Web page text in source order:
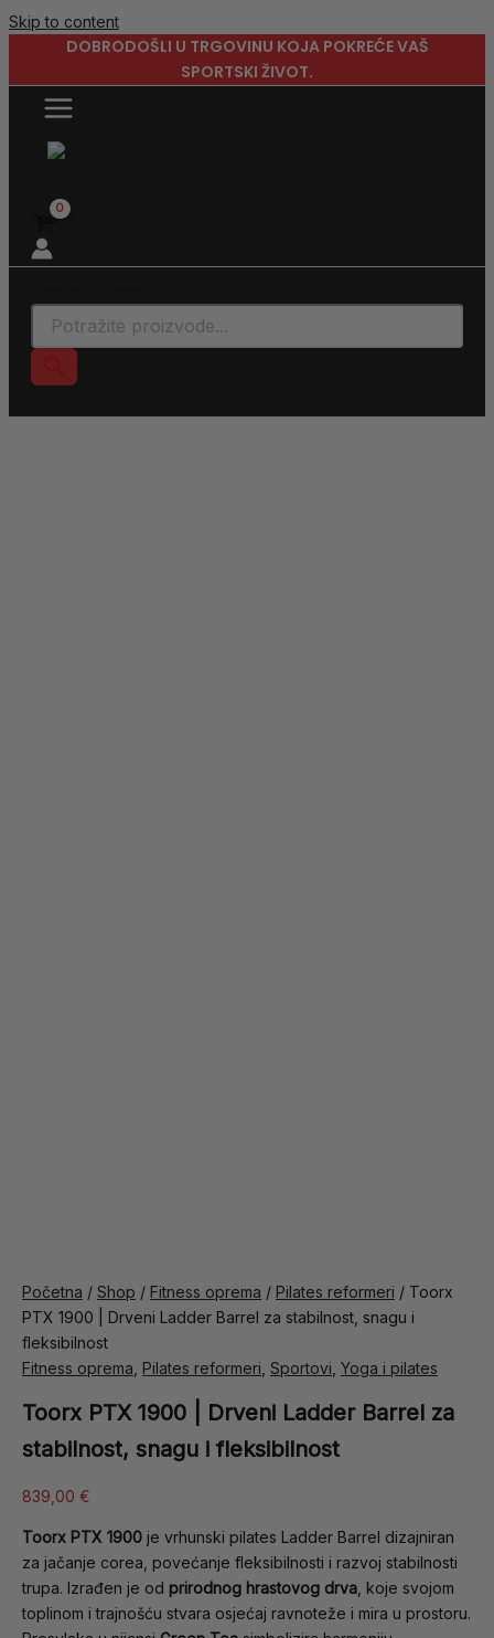
Skip to content
DOBRODOŠLI U TRGOVINU KOJA POKREĆE VAŠ
SPORTSKI ŽIVOT.
Početna / Shop / Fitness oprema / Pilates reformeri / Toorx
PTX 1900 | Drveni Ladder Barrel za stabilnost, snagu i
fleksibilnost
Fitness oprema Pilates reformeri Sportovi Yoga i pilates
Toorx PTX 1900 | Drveni Ladder Barrel za
stabilnost, snagu i fleksibilnost
839,00 €
Toorx PTX 1900 je vrhunski pilates Ladder Barrel dizajniran
za jačanje corea, povećanje fleksibilnosti i razvoj stabilnosti
trupa. Izrađen je od prirodnog hrastovog drva, koje svojom
toplinom i trajnošću stvara osjećaj ravnoteže i mira u prostoru.